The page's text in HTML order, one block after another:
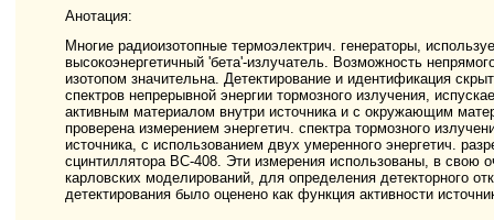
Анотация:
Многие радиоизотопные термоэлектрич. генераторы,
высокоэнергетичный 'бета'-излучатель. Возможность
изотопом значительна. Детектирование и идентификация
спектров непрерывной энергии тормозного излучения,
активным материалом внутри источника и с окружающим
проверена измерением энергетич. спектра тормозного
источника, с использованием двух умеренного энергетич.
сцинтиллятора BC-408. Эти измерения использованы, в свою
карловских моделирований, для определения детекторного
детектирования было оценено как функция активности